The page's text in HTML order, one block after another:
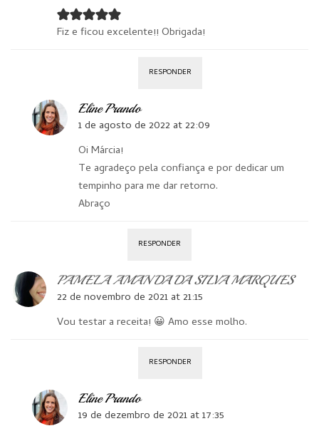
Fiz e ficou excelente!! Obrigada!
RESPONDER
Eline Prando
1 de agosto de 2022 at 22:09
Oi Márcia!
Te agradeço pela confiança e por dedicar um
tempinho para me dar retorno.
Abraço
RESPONDER
PAMELA AMANDA DA SILVA MARQUES
22 de novembro de 2021 at 21:15
Vou testar a receita! 😀 Amo esse molho.
RESPONDER
Eline Prando
19 de dezembro de 2021 at 17:35